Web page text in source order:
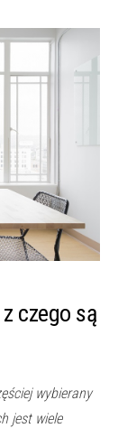
czego są
wybierany
jest wiele